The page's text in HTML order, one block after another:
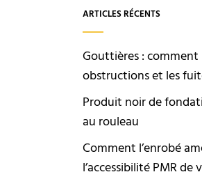
ARTICLES RÉCENTS
Gouttières : comment
obstructions et les
Produit noir de
au rouleau
Comment l’enrobé
l’accessibilité PMR de